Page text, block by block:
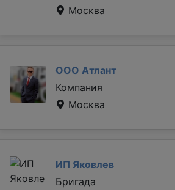
Москва
ООО Атлант
Компания
Москва
ИП Яковлев
Бригада